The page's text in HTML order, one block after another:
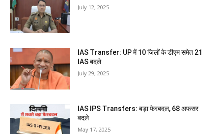
July 12, 2025
IAS Transfer: UP में 10 जिलों के डीएम समेत 21
IAS बदले
July 29, 2025
IAS IPS Transfers: बड़ा फेरबदल, 68 अफसर
बदले
May 17, 2025